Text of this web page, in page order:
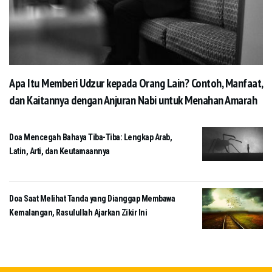
Apa Itu Memberi Udzur kepada Orang Lain? Contoh, Manfaat,
dan Kaitannya dengan Anjuran Nabi untuk Menahan Amarah
Doa Mencegah Bahaya Tiba-Tiba: Lengkap Arab,
Latin, Arti, dan Keutamaannya
Doa Saat Melihat Tanda yang Dianggap Membawa
Kemalangan, Rasulullah Ajarkan Zikir Ini